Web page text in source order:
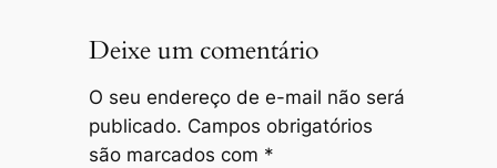
Deixe um comentário
O seu endereço de e-mail não será
publicado. Campos obrigatórios
são marcados com *